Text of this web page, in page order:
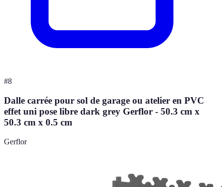
#8
Dalle carrée pour sol de garage ou atelier en PVC
effet uni pose libre dark grey Gerflor - 50.3 cm x
50.3 cm x 0.5 cm
Gerflor